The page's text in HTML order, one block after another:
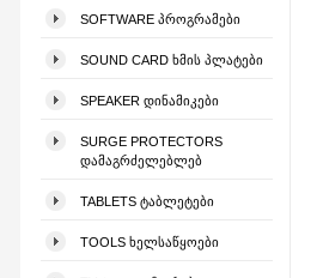
SOFTWARE ᲞᲠᲝᲒᲠᲐᲛᲔᲑᲘ
SOUND CARD ᲮᲛᲘᲡ ᲞᲚᲐᲢᲔᲑᲘ
SPEAKER ᲓᲘᲜᲐᲛᲘᲙᲔᲑᲘ
SURGE PROTECTORS
ᲓᲐᲛᲐᲒᲠᲫᲔᲚᲔᲑᲚᲔᲑ
TABLETS ᲢᲐᲑᲚᲔᲢᲔᲑᲘ
TOOLS ᲮᲔᲚᲡᲐᲬᲧᲝᲔᲑᲘ